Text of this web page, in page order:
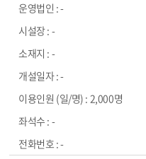
-
-
-
-
2,000명
-
-